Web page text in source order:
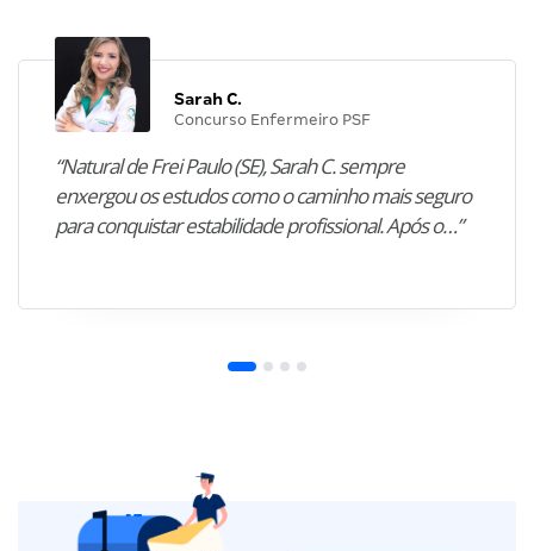
Sarah C.
Concurso Enfermeiro PSF
“Natural de Frei Paulo (SE), Sarah C. sempre
enxergou os estudos como o caminho mais seguro
para conquistar estabilidade profissional. Após o…”